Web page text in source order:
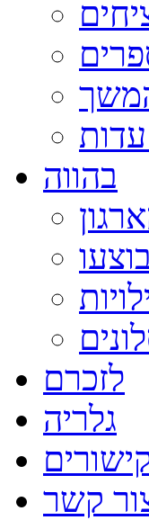
בהווה
לזכרם
גלריה
קשר